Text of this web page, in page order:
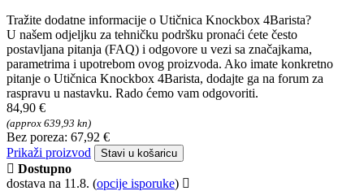
Tražite dodatne informacije o Utičnica Knockbox 4Barista?
U našem odjeljku za tehničku podršku pronaći ćete često
postavljana pitanja (FAQ) i odgovore u vezi sa značajkama,
parametrima i upotrebom ovog proizvoda. Ako imate konkretno
pitanje o Utičnica Knockbox 4Barista, dodajte ga na forum za
raspravu u nastavku. Rado ćemo vam odgovoriti.
84,90 €
(approx 639,93 kn)
Bez poreza: 67,92 €
Prikaži proizvod
Stavi u košaricu
Dostupno
dostava na 11.8. (opcije isporuke)